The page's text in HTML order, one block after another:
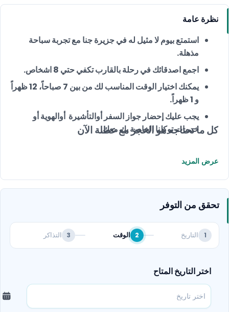
نظرة عامة
استمتع بيوم لا مثيل له في جزيرة جنا مع تجربة سباحة
مذهلة.
اجمع اصدقائك في رحلة بالقارب تكفي حتي 8 اشخاص.
يمكنك اختيار الوقت المناسب لك من بين 7 صباحاً، 12 ظهراً
و 1 ظهراً.
يجب عليك إحضار جواز السفر أوالتأشيرة أوالهوية أو
خدمات توكلنا الخاصة بك معك.
كل ما تحتاجه هو الحجز مع عطلة الآن
عرض المزيد
تحقق من التوفر
1 التاريخ 2 الوقت 3 التذاكر
اختر التاريخ المتاح